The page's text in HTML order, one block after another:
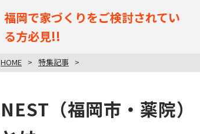
福岡で家づくりをご検討されてい
る方必見!!
HOME 特集記事
NEST（福岡市・薬院